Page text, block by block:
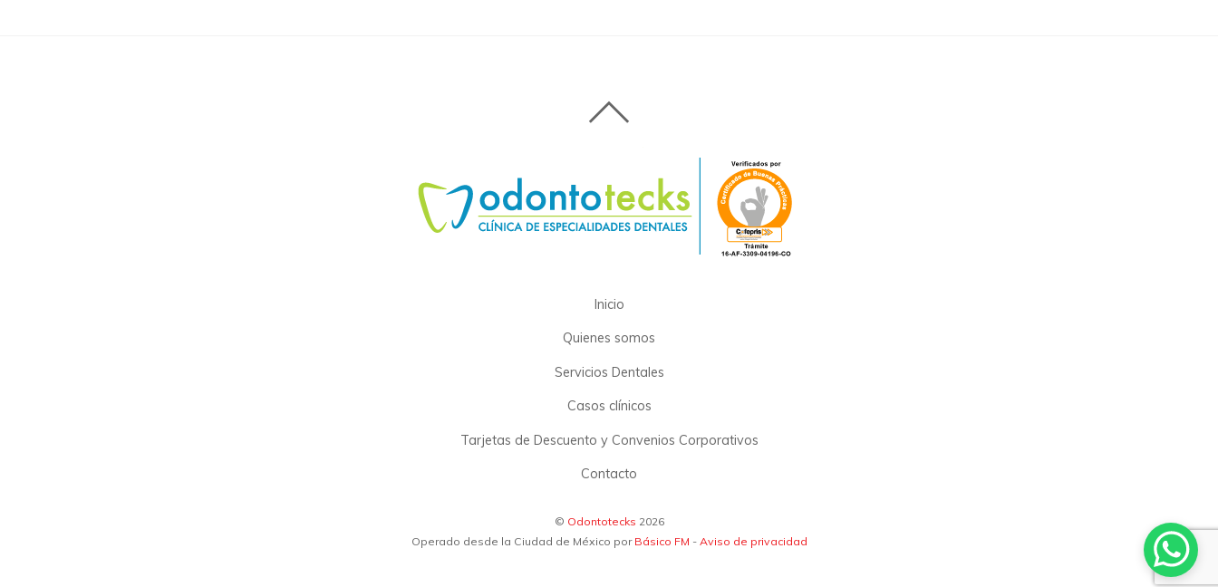
Inicio
Quienes somos
Servicios Dentales
Casos clínicos
Tarjetas de Descuento y Convenios Corporativos
Contacto
© Odontotecks 2026
Operado desde la Ciudad de México por Básico FM - Aviso de privacidad